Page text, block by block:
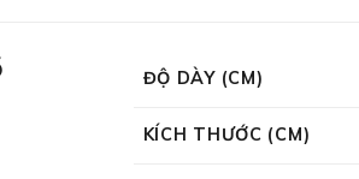
ĐỘ DÀY (CM)
KÍCH THƯỚC (CM)